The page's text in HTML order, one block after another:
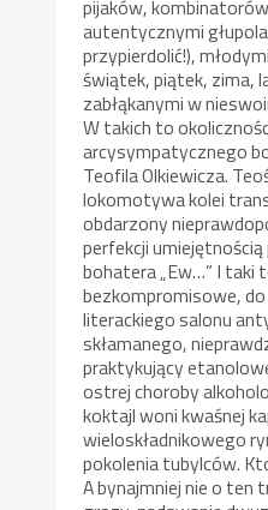
pijaków,
autentycznymi
przypierdolić!),
świątek, piątek, zima,
zabłąkanymi w
W takich to
arcysympatycznego
Teofila Olkiewicza.
lokomotywa kolei
obdarzony
perfekcji
bohatera „Ew…” I taki
bezkompromisowe,
literackiego salonu
skłamanego,
praktykujący
ostrej choroby
koktajl woni kwaśnej
wieloskładnikowego
pokolenia tubylców.
A bynajmniej nie o ten